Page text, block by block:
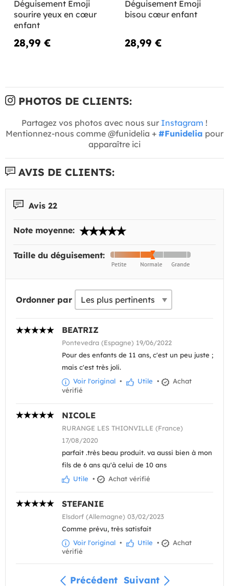
Déguisement Emoji
sourire yeux en cœur
enfant
28,99 €
Déguisement Emoji
bisou cœur enfant
28,99 €
PHOTOS DE CLIENTS:
Partagez vos photos avec nous sur Instagram !
Mentionnez-nous comme @funidelia + #Funidelia pour
apparaître ici
AVIS DE CLIENTS:
Avis 22
Note moyenne:
Taille du déguisement:
Ordonner par
BEATRIZ
Pontevedra (Espagne) 19/06/2022
Pour des enfants de 11 ans, c'est un peu juste ;
mais c'est très joli.
Voir l'original • Utile •
Achat
vérifié
NICOLE
RURANGE LES THIONVILLE (France)
17/08/2020
parfait .très beau produit. va aussi bien à mon
fils de 6 ans qu'à celui de 10 ans
Utile • Achat vérifié
STEFANIE
Elsdorf (Allemagne) 03/02/2023
Comme prévu, très satisfait
Voir l'original • Utile •
Achat
vérifié
Précédent Suivant